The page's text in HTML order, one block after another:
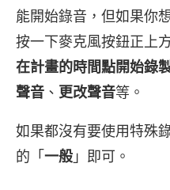
能開始錄音，但如果你
按一下麥克風按鈕正上
在計畫的時間點開始錄
聲音 、 更改聲音等。
如果都沒有要使用特殊
的「 一般 」即可。